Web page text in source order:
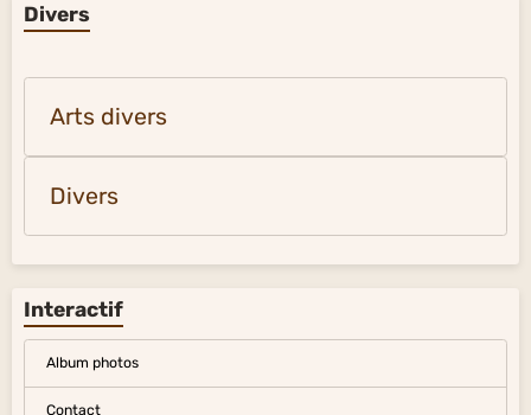
Divers
Arts divers
Divers
Interactif
Album photos
Contact